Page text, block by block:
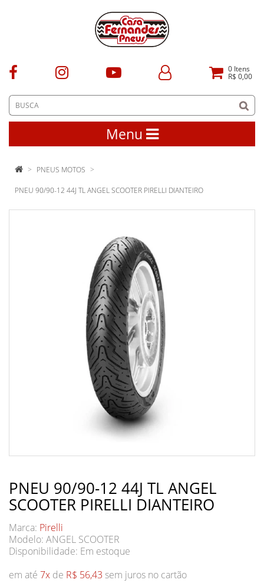
0 Itens
R$ 0,00
Menu
PNEUS MOTOS
PNEU 90/90-12 44J TL ANGEL SCOOTER PIRELLI DIANTEIRO
PNEU 90/90-12 44J TL ANGEL
SCOOTER PIRELLI DIANTEIRO
Marca: Pirelli
Modelo: ANGEL SCOOTER
Disponibilidade: Em estoque
em até 7x de R$ 56,43 sem juros no cartão